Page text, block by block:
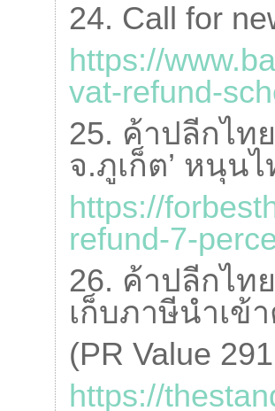
24. Call for
https://
vat-refund-
25. ค้าปลีกไท
จ.ภูเก็ต’ หนุน
https://
refund-7-
26. ค้าปลีกไท
เก็บภาษีนำเข้
(PR Value
https://